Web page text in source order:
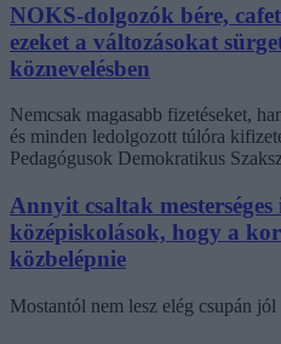
NOKS-dolgozók bére,
ezeket a változásokat
köznevelésben
Nemcsak magasabb fizetéseket,
és minden ledolgozott túlóra
Pedagógusok Demokratikus
Annyit csaltak
középiskolások, hogy a
közbelépnie
Mostantól nem lesz elég csupán